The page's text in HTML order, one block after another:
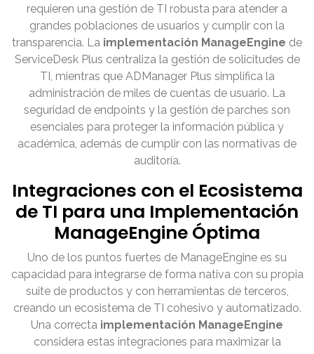
requieren una gestión de TI robusta para atender a
grandes poblaciones de usuarios y cumplir con la
transparencia. La implementación ManageEngine de
ServiceDesk Plus centraliza la gestión de solicitudes de
TI, mientras que ADManager Plus simplifica la
administración de miles de cuentas de usuario. La
seguridad de endpoints y la gestión de parches son
esenciales para proteger la información pública y
académica, además de cumplir con las normativas de
auditoría.
Integraciones con el Ecosistema
de TI para una Implementación
ManageEngine Óptima
Uno de los puntos fuertes de ManageEngine es su
capacidad para integrarse de forma nativa con su propia
suite de productos y con herramientas de terceros,
creando un ecosistema de TI cohesivo y automatizado.
Una correcta implementación ManageEngine
considera estas integraciones para maximizar la